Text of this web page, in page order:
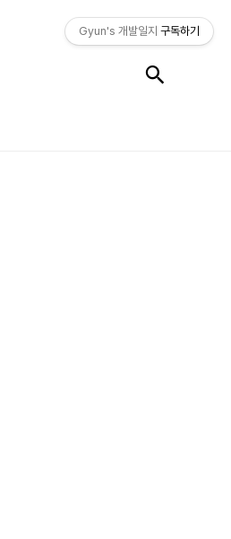
Gyun's 개발일지 구독하기